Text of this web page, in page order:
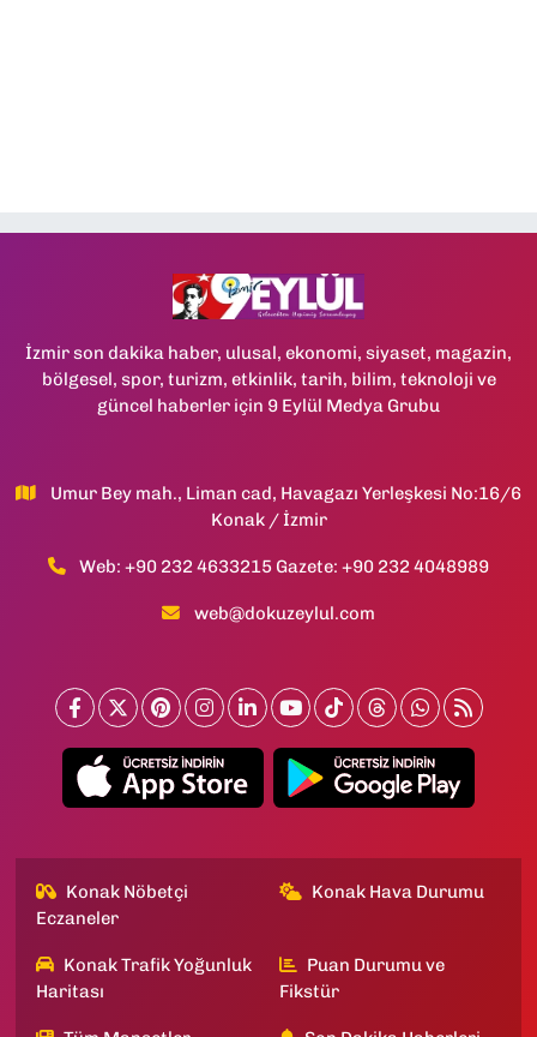
İzmir son dakika haber, ulusal, ekonomi, siyaset, magazin,
bölgesel, spor, turizm, etkinlik, tarih, bilim, teknoloji ve
güncel haberler için 9 Eylül Medya Grubu
Umur Bey mah., Liman cad, Havagazı Yerleşkesi No:16/6
Konak / İzmir
Web: +90 232 4633215 Gazete: +90 232 4048989
web@dokuzeylul.com
Konak Nöbetçi
Eczaneler
Konak Hava Durumu
Konak Trafik Yoğunluk
Haritası
Puan Durumu ve
Fikstür